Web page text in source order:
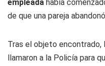
empleada había
de que una pareja
Tras el objeto encontrado,
llamaron a la Policía para